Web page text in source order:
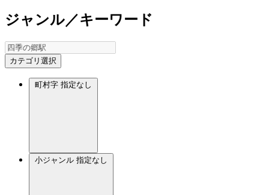
ジャンル／キーワード
カテゴリ選択
町村字 指定なし
小ジャンル 指定なし